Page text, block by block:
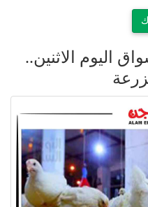
اليوم الاثنين..